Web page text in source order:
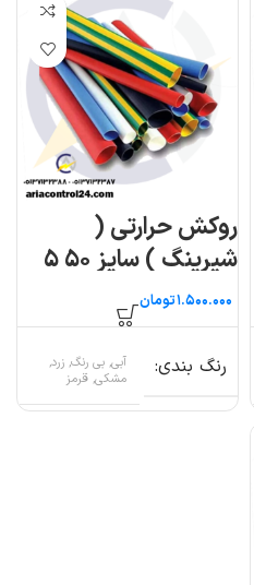
روکش حرارتی (
شیرینگ ) سایز ۵۰ ۵
متری تومان
رنگ بندی
آبی, بی رنگ, زرد,
مشکی, قرمز